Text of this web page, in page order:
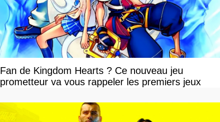
Fan de Kingdom Hearts ? Ce nouveau jeu
prometteur va vous rappeler les premiers jeux